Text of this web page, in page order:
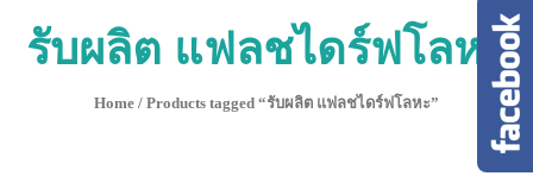
รับผลิต แฟลชไดร์ฟโลหะ
Home / Products tagged “รับผลิต แฟลชไดร์ฟโลหะ”